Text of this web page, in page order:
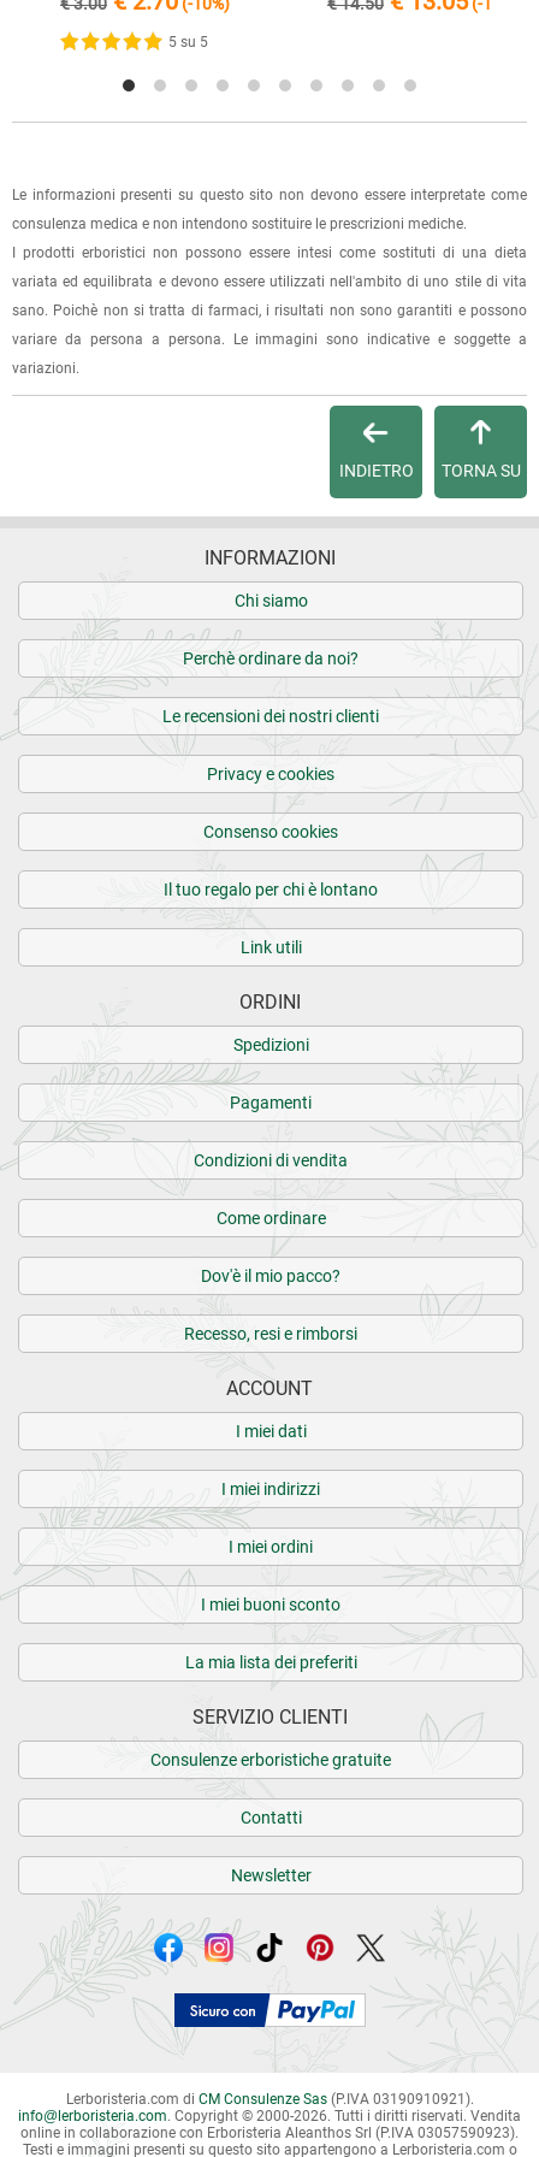
1 recensione verificata daeKomi
spese di spedizione e sarai avvisato con una e-mail quando
l'ordine sarà pronto per il ritiro.
La spedizione è accompagnata da un riepilogo d'ordine,
oppure dalla fattura se richiesta al momento dell'ordine
potrai verificare lo stato di lavorazione
dell'ordine e lo stato della spedizione.
Per qualsiasi informazione, contattaci via e-mail
5 su 5
Le informazioni presenti su questo sito non devono essere interpretate come
consulenza medica e non intendono sostituire le prescrizioni mediche.
I prodotti erboristici non possono essere intesi come sostituti di una dieta
variata ed equilibrata e devono essere utilizzati nell'ambito di uno stile di vita
sano. Poichè non si tratta di farmaci, i risultati non sono garantiti e possono
variare da persona a persona. Le immagini sono indicative e soggette a
variazioni.
TORNA SU
INDIETRO
INFORMAZIONI
Chi siamo
Perchè ordinare da noi?
Le recensioni dei nostri clienti
Privacy e cookies
Consenso cookies
Il tuo regalo per chi è lontano
Link utili
ORDINI
Spedizioni
Pagamenti
Condizioni di vendita
Come ordinare
Dov'è il mio pacco?
Recesso, resi e rimborsi
ACCOUNT
I miei dati
I miei indirizzi
I miei ordini
I miei buoni sconto
La mia lista dei preferiti
SERVIZIO CLIENTI
Consulenze erboristiche gratuite
Contatti
Newsletter
Lerboristeria.com di CM Consulenze Sas(P.IVA 03190910921).
info@ lerboristeria.com. Copyright © 2000-2026. Tutti i diritti riservati. Vendita
online in collaborazione con Erboristeria Aleanthos Srl (P.IVA 03057590923).
Testi e immagini presenti su questo sito appartengono a Lerboristeria.com o